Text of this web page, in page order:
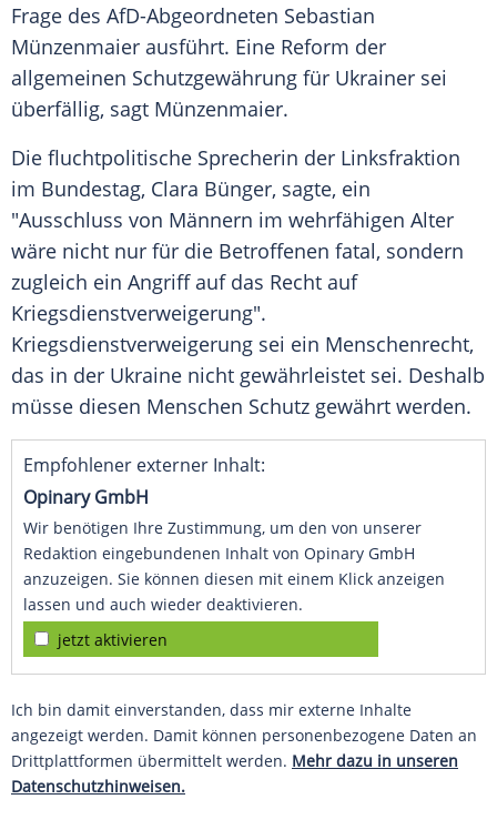
Frage des AfD-Abgeordneten Sebastian
Münzenmaier ausführt. Eine Reform der
allgemeinen Schutzgewährung für Ukrainer sei
überfällig, sagt Münzenmaier.
Die fluchtpolitische Sprecherin der Linksfraktion
im Bundestag, Clara Bünger, sagte, ein
"Ausschluss von Männern im wehrfähigen Alter
wäre nicht nur für die Betroffenen fatal, sondern
zugleich ein Angriff auf das Recht auf
Kriegsdienstverweigerung".
Kriegsdienstverweigerung sei ein Menschenrecht,
das in der Ukraine nicht gewährleistet sei. Deshalb
müsse diesen Menschen Schutz gewährt werden.
Empfohlener externer Inhalt:
Opinary GmbH
Wir benötigen Ihre Zustimmung, um den von unserer
Redaktion eingebundenen Inhalt von Opinary GmbH
anzuzeigen. Sie können diesen mit einem Klick anzeigen
lassen und auch wieder deaktivieren.
jetzt aktivieren
Ich bin damit einverstanden, dass mir externe Inhalte
angezeigt werden. Damit können personenbezogene Daten an
Drittplattformen übermittelt werden. Mehr dazu in unseren
Datenschutzhinweisen.